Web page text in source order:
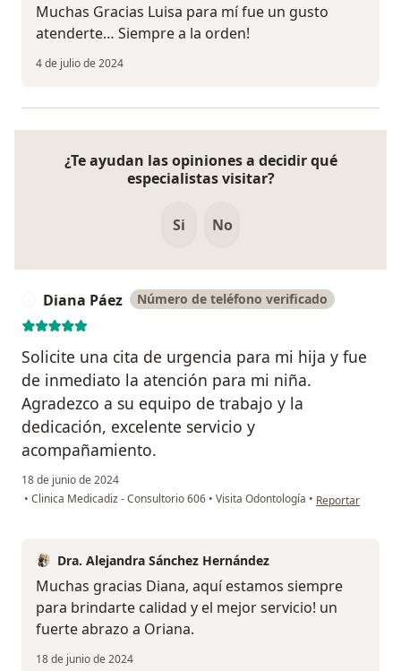
Muchas Gracias Luisa para mí fue un gusto
atenderte… Siempre a la orden!
4 de julio de 2024
¿Te ayudan las opiniones a decidir qué
especialistas visitar?
Si No
Diana Páez Número de teléfono verificado
Solicite una cita de urgencia para mi hija y fue
de inmediato la atención para mi niña.
Agradezco a su equipo de trabajo y la
dedicación, excelente servicio y
acompañamiento.
18 de junio de 2024
• Clinica Medicadiz - Consultorio 606 • Visita Odontología • en opinión del
Reportar
Dra. Alejandra Sánchez Hernández
Muchas gracias Diana, aquí estamos siempre
para brindarte calidad y el mejor servicio! un
fuerte abrazo a Oriana.
18 de junio de 2024